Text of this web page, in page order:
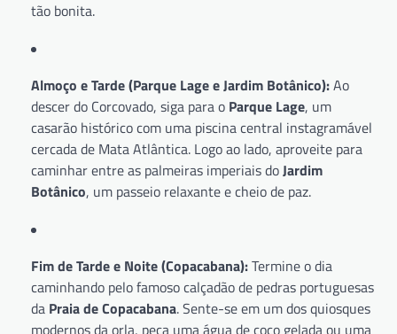
tão bonita.
Almoço e Tarde (Parque Lage e Jardim Botânico):Ao
descer do Corcovado, siga para o Parque Lage, um
casarão histórico com uma piscina central instagramável
cercada de Mata Atlântica. Logo ao lado, aproveite para
caminhar entre as palmeiras imperiais doJardim
Botânico, um passeio relaxante e cheio de paz.
Fim de Tarde e Noite (Copacabana):Termine o dia
caminhando pelo famoso calçadão de pedras portuguesas
da Praia de Copacabana. Sente-se em um dos quiosques
modernos da orla, peça uma água de coco gelada ou uma